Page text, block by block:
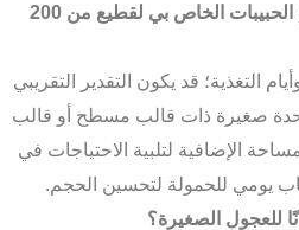
ما هو الحجم المطلوب لمصنع الحبيبات الخاص بي لقطيع من 200
التغذية؛ قد يكون التقدير التقريبي
وحدة صغيرة ذات قالب مسطح أو قالب
الإضافية لتلبية الاحتياجات في
يومي للحمولة لتحسين الحجم.
للعجول الصغيرة؟